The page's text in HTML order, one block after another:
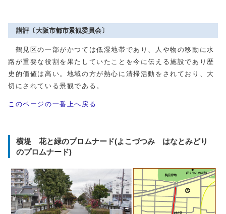
講評〔大阪市都市景観委員会〕
鶴見区の一部がかつては低湿地帯であり、人や物の移動に水
路が重要な役割を果たしていたことを今に伝える施設であり歴
史的価値は高い。地域の方が熱心に清掃活動をされており、大
切にされている景観である。
このページの一番上へ戻る
横堤 花と緑のプロムナード(よこづつみ はなとみどり
のプロムナード)